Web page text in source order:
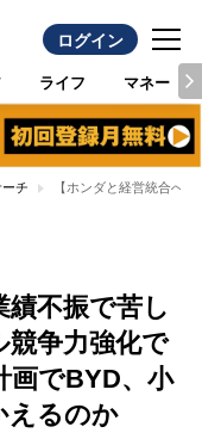
ログイン
ライフ マネー
チ 【ホンダと経営統合へ
績不振で苦し
競争力強化で
でBYD、小
えるのか